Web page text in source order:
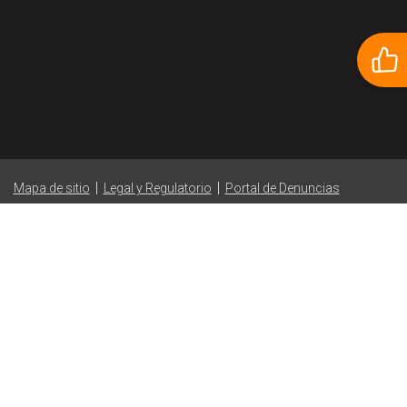
Mapa de sitio | Legal y Regulatorio | Portal de Denuncias